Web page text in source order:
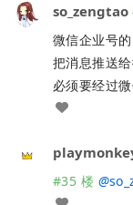
so_zengtao
微信企业号
把消息推送
必须要经过
#35 楼 @